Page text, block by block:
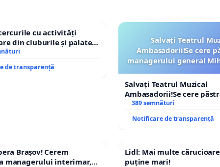
cu activități
din cluburile și palatele
de transparență
Salvați Teatrul
Ambasadorii!Se cere
managerului general
Salvați Teatrul Muzical
Ambasadorii!Se cere
managerului general
389 semnături
Notificare de transparență
Brașov! Cerem
managerului interimar,
Lidl: Mai multe
puține mari!